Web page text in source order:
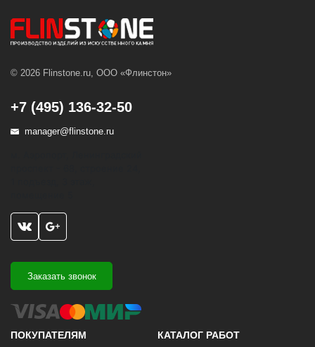
© 2026 Flinstone.ru, ООО «Флинстон»
+7 (495) 136-32-50
manager@flinstone.ru
Заказать звонок
ПОКУПАТЕЛЯМ
КАТАЛОГ РАБОТ